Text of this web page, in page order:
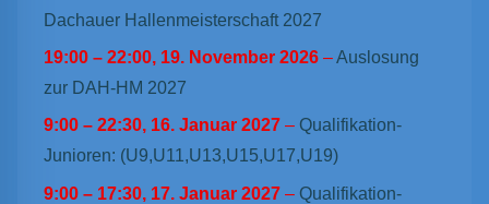
Dachauer Hallenmeisterschaft 2027
19:00 – 22:00, 19. November 2026 –Auslosung
zur DAH-HM 2027
9:00 – 22:30, 16. Januar 2027 – Qualifikation-
Junioren: (U9,U11,U13,U15,U17,U19)
9:00 – 17:30, 17. Januar 2027 – Qualifikation-